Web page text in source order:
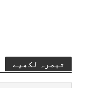
تبصرہ لکھیے